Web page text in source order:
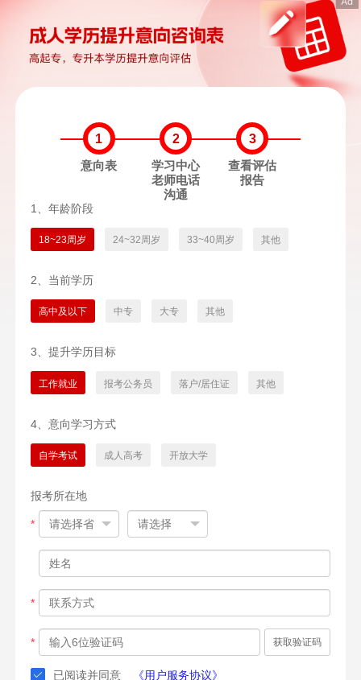
1
意向表
2
学习中心
老师电话
沟通
3
查看评估
报告
1、年龄阶段
18~23周岁 24~32周岁 33~40周岁 其他
2、当前学历
高中及以下 中专 大专 其他
3、提升学历目标
工作就业 报考公务员 落户/居住证 其他
4、意向学习方式
自学考试 成人高考 开放大学
报考所在地
*
*
* 获取验证码
已阅读并同意 《用户服务协议》